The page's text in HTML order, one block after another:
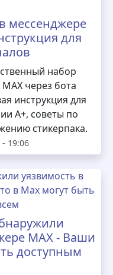
мессенджере
для
набор
через бота
инструкция для
А+, советы по
стикерпака.
19:06
MAX - Ваши
доступным